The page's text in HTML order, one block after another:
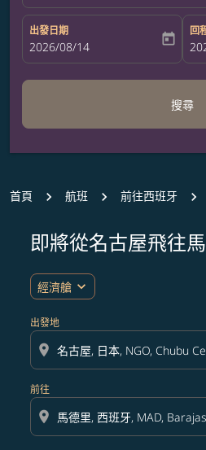
出發日期
fc-booking-departure-date-aria-
2026/08/14 today
回
fc-
搜尋
首頁 航班 前往西班牙
即將從名古屋飛往
經濟艙 expand_more
出發地
location_on
前往
location_on
無符合您設定條件的票價，請